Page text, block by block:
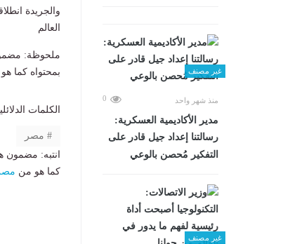
غير مصنف
منذ شهر واحد 0
مدير الأكاديمية العسكرية:
رسالتنا إعداد جيل قادر على
التفكير مُحصن بالوعي
غير مصنف
والجريدة
العالم
ملحوظة:
بمحتواه كما
الكلمات
مصر
انتبه: مضمون
كما هو من